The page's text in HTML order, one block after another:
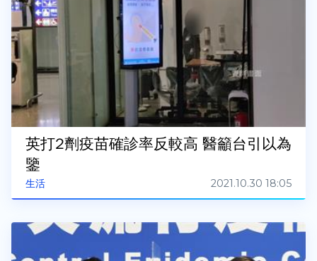
生活
英打2劑疫苗確診率反較高 醫籲台引以為
鑒
2021.10.30 18:05